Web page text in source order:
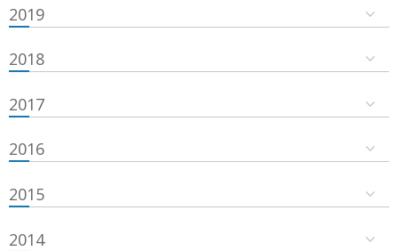
2019
2018
2017
2016
2015
2014